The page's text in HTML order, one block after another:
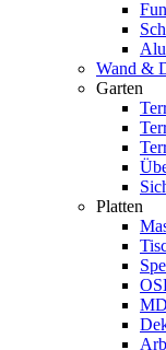
Wand &
Garten
Platten